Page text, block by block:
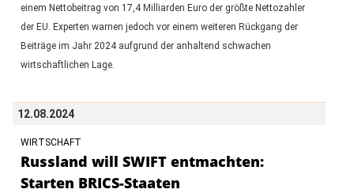
einem Nettobeitrag von 17,4 Milliarden Euro der größte Nettozahler
der EU. Experten warnen jedoch vor einem weiteren Rückgang der
Beiträge im Jahr 2024 aufgrund der anhaltend schwachen
wirtschaftlichen Lage.
12.08.2024
WIRTSCHAFT
Russland will SWIFT entmachten:
Starten BRICS-Staaten